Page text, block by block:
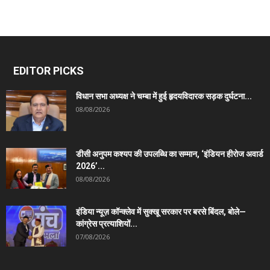
EDITOR PICKS
विधान सभा अध्यक्ष ने चम्बा में हुई हृदयविदारक सड़क दुर्घटना...
08/08/2026
डीसी अनुपम कश्यप की उपलब्धि का सम्मान, ‘इंडियन हीरोज अवार्ड
2026’...
08/08/2026
इंडिया न्यूज़ कॉन्क्लेव में सुक्खू सरकार पर बरसे बिंदल, बोले—
कांग्रेस प्रत्याशियों...
07/08/2026